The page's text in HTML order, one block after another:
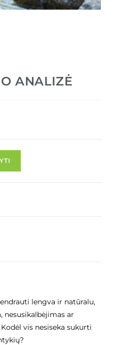
ANALIZĖ
lengva ir natūralu,
nesusikalbėjimas ar
vis nesiseka sukurti